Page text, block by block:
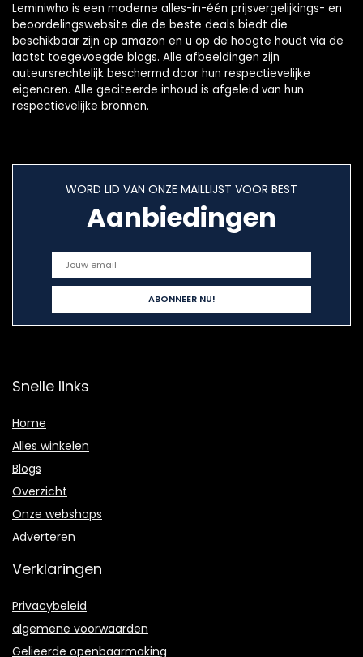
Leminiwho is een moderne alles-in-één prijsvergelijkings- en
beoordelingswebsite die de beste deals biedt die
beschikbaar zijn op amazon en u op de hoogte houdt via de
laatst toegevoegde blogs. Alle afbeeldingen zijn
auteursrechtelijk beschermd door hun respectievelijke
eigenaren. Alle geciteerde inhoud is afgeleid van hun
respectievelijke bronnen.
WORD LID VAN ONZE MAILLIJST VOOR BEST
Aanbiedingen
Snelle links
Home
Alles winkelen
Blogs
Overzicht
Onze webshops
Adverteren
Verklaringen
Privacybeleid
algemene voorwaarden
Gelieerde openbaarmaking